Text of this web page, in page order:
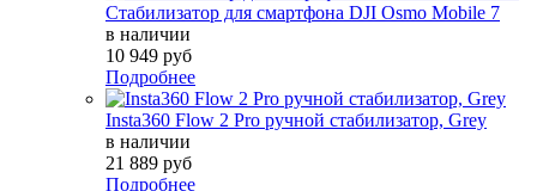
Стабилизатор для смартфона DJI Osmo Mobile 7
в наличии
10 949 руб
Подробнее
Insta360 Flow 2 Pro ручной стабилизатор, Grey
в наличии
21 889 руб
Подробнее